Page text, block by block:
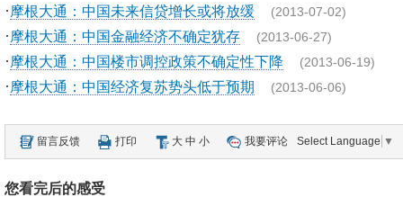
· 摩根大通：中国未来信贷增长或将放缓 (2013-07-02)
· 摩根大通：中国金融经济不确定犹存 (2013-06-27)
· 摩根大通：中国楼市调控政策不确定性下降 (2013-06-19)
· 摩根大通：中国经济复苏势头低于预期 (2013-06-06)
留言反馈 打印 大 中 小 我要评论 Select Language ▼
您看完后的感受